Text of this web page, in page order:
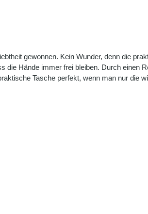
gewonnen. Kein Wunder, denn die
die Hände immer frei bleiben. Durch einen
Tasche perfekt, wenn man nur die